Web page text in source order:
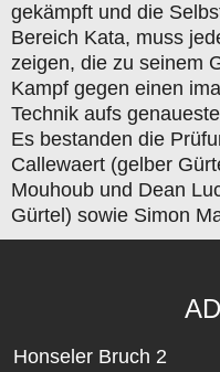
gekämpft und die
Bereich Kata, muss
zeigen, die zu seinem
Kampf gegen einen
Technik aufs
Es bestanden die
Callewaert (gelber
Mouhoub und Dean
Gürtel) sowie Simon
Honseler Bruch 2